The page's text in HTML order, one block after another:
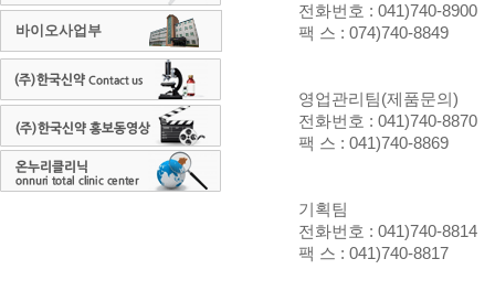
바이오사업부
전화번호 : 041)740-8900
팩 스 : 074)740-8849
영업관리팀(제품문의)
전화번호 : 041)740-8870
팩 스 : 041)740-8869
기획팀
전화번호 : 041)740-8814
팩 스 : 041)740-8817